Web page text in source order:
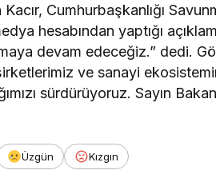
Cumhurbaşkanlığı
hesabından yaptığı
devam edeceğiz.” dedi.
ve sanayi
sürdürüyoruz. Sayın
Üzgün Kızgın